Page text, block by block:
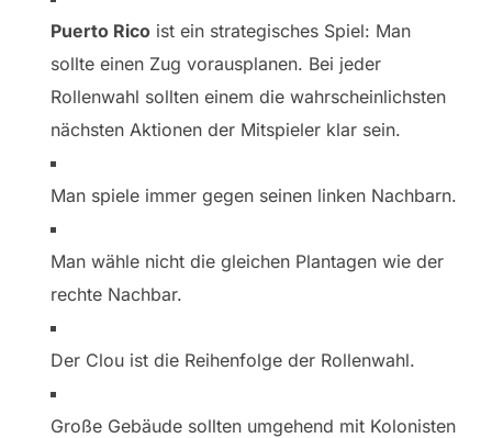
Puerto Rico ist ein strategisches Spiel: Man
sollte einen Zug vorausplanen. Bei jeder
Rollenwahl sollten einem die wahrscheinlichsten
nächsten Aktionen der Mitspieler klar sein.
Man spiele immer gegen seinen linken Nachbarn.
Man wähle nicht die gleichen Plantagen wie der
rechte Nachbar.
Der Clou ist die Reihenfolge der Rollenwahl.
Große Gebäude sollten umgehend mit Kolonisten